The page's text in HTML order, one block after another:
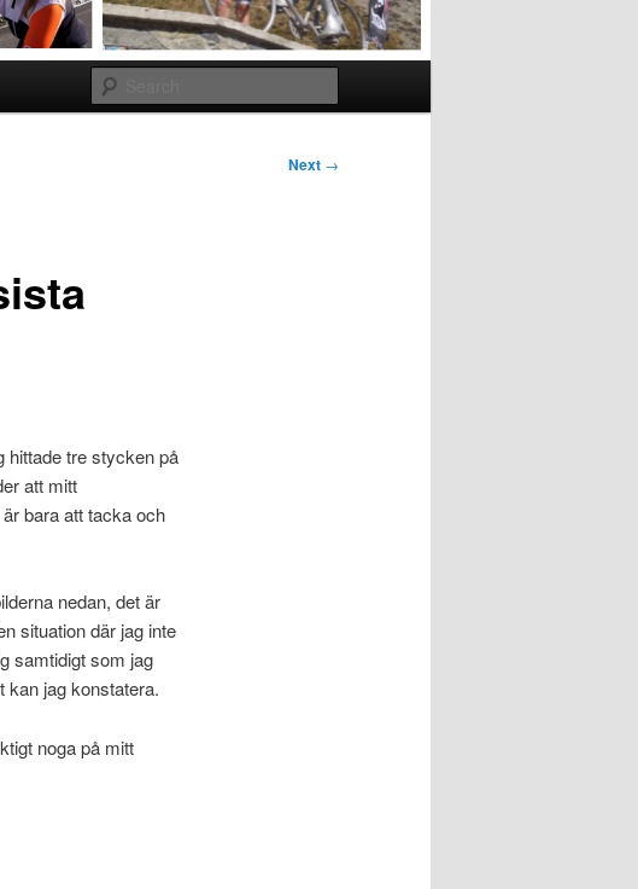
Next →
hittade tre stycken på
att mitt
bara att tacka och
nedan, det är
situation där jag inte
samtidigt som jag
kan jag konstatera.
noga på mitt